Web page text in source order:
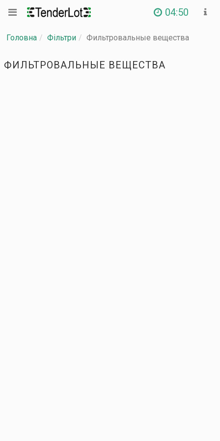
04:50
Головна Фільтри Фильтровальные вещества
ФИЛЬТРОВАЛЬНЫЕ ВЕЩЕСТВА